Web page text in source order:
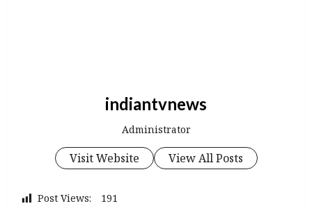
indiantvnews
Administrator
Visit Website View All Posts
Post Views: 191